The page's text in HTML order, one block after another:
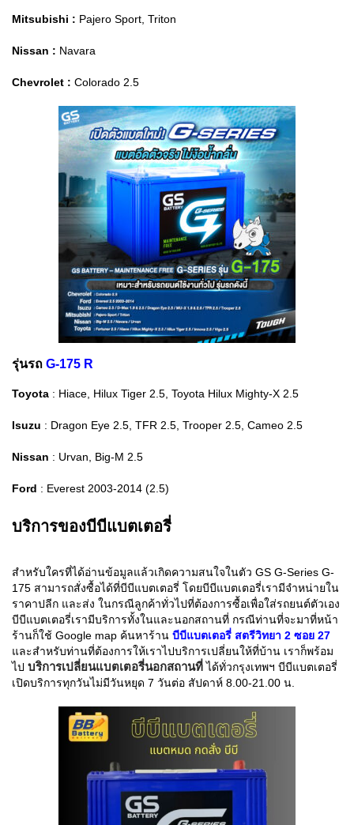
Mitsubishi : Pajero Sport, Triton
Nissan : Navara
Chevrolet : Colorado 2.5
รุ่นรถ G-175 R
Toyota : Hiace, Hilux Tiger 2.5, Toyota Hilux Mighty-X 2.5
Isuzu : Dragon Eye 2.5, TFR 2.5, Trooper 2.5, Cameo 2.5
Nissan : Urvan, Big-M 2.5
Ford : Everest 2003-2014 (2.5)
บริการของบีบีแบตเตอรี่
สำหรับใครที่ได้อ่านข้อมูลแล้วเกิดความสนใจในตัว GS G-Series G-
175 สามารถสั่งซื้อได้ที่บีบีแบตเตอรี่ โดยบีบีแบตเตอรี่เรามีจำหน่ายใน
ราคาปลีก และส่ง ในกรณีลูกค้าทั่วไปที่ต้องการซื้อเพื่อใส่รถยนต์ตัวเอง
บีบีแบตเตอรี่เรามีบริการทั้งในและนอกสถานที่ กรณีท่านที่จะมาที่หน้า
ร้านก็ใช้ Google map ค้นหาร้าน บีบีแบตเตอรี่ สตรีวิทยา 2 ซอย 27
และสำหรับท่านที่ต้องการให้เราไปบริการเปลี่ยนให้ที่บ้าน เราก็พร้อม
ไป บริการเปลี่ยนแบตเตอรี่นอกสถานที่ได้ทั่วกรุงเทพฯ บีบีแบตเตอรี่
เปิดบริการทุกวันไม่มีวันหยุด 7 วันต่อ สัปดาห์ 8.00-21.00 น.